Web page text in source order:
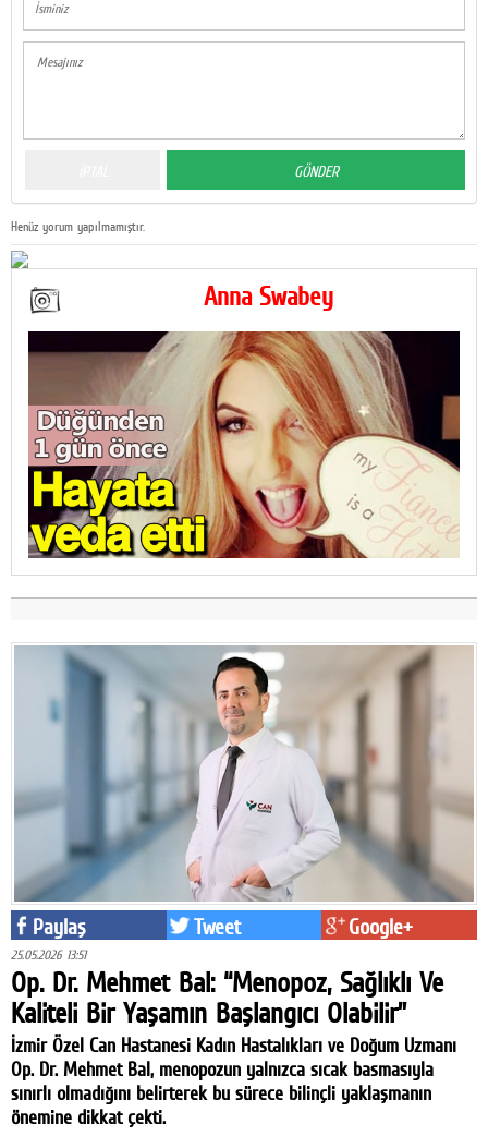
Henüz yorum yapılmamıştır.
Anna Swabey
Paylaş Tweet Google+
25.05.2026 13:51
Op. Dr. Mehmet Bal: “Menopoz, Sağlıklı Ve
Kaliteli Bir Yaşamın Başlangıcı Olabilir”
İzmir Özel Can Hastanesi Kadın Hastalıkları ve Doğum Uzmanı
Op. Dr. Mehmet Bal, menopozun yalnızca sıcak basmasıyla
sınırlı olmadığını belirterek bu sürece bilinçli yaklaşmanın
önemine dikkat çekti.